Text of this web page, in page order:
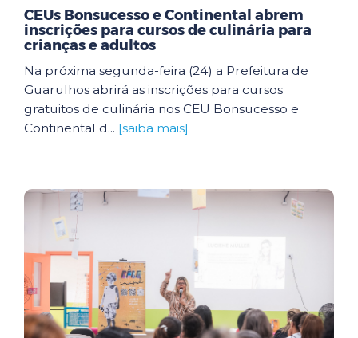
CEUs Bonsucesso e Continental abrem
inscrições para cursos de culinária para
crianças e adultos
Na próxima segunda-feira (24) a Prefeitura de
Guarulhos abrirá as inscrições para cursos
gratuitos de culinária nos CEU Bonsucesso e
Continental d... [saiba mais]